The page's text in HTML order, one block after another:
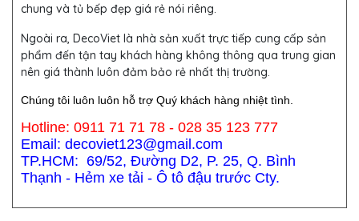
chung và tủ bếp đẹp giá rẻ nói riêng.
Ngoài ra, DecoViet là nhà sản xuất trực tiếp cung cấp sản
phẩm đến tận tay khách hàng không thông qua trung gian
nên giá thành luôn đảm bảo rẻ nhất thị trường.
Chúng tôi luôn luôn hỗ trợ Quý khách hàng nhiệt tình.
Hotline: 0911 71 71 78 - 028 35 123 777
Email: decoviet123@gmail.com
TP.HCM: 69/52, Đường D2, P. 25, Q. Bình
Thạnh - Hẻm xe tải - Ô tô đậu trước Cty.